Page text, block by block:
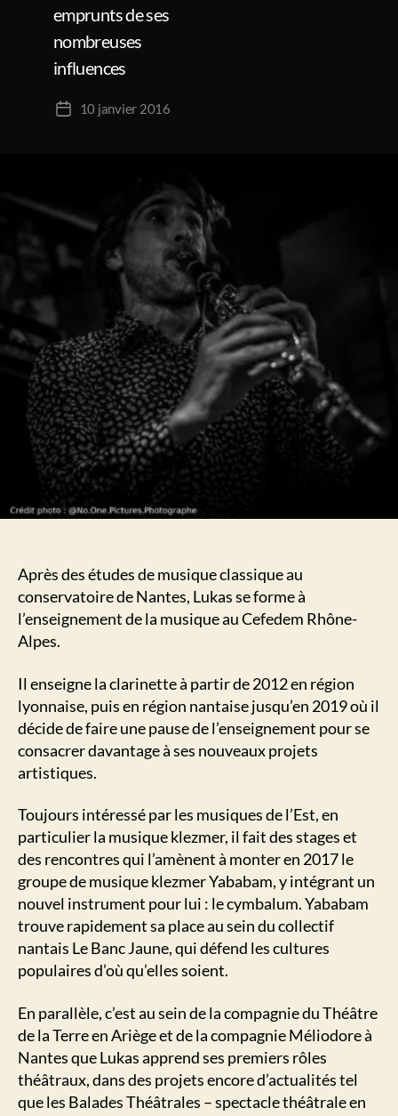
emprunts de ses
nombreuses
influences
Date10 janvier 2016
Après des études de musique classique au
conservatoire de Nantes, Lukas se forme à
l’enseignement de la musique au Cefedem Rhône-
Alpes.
Il enseigne la clarinette à partir de 2012 en région
lyonnaise, puis en région nantaise jusqu’en 2019 où il
décide de faire une pause de l’enseignement pour se
consacrer davantage à ses nouveaux projets
artistiques.
Toujours intéressé par les musiques de l’Est, en
particulier la musique klezmer, il fait des stages et
des rencontres qui l’amènent à monter en 2017 le
groupe de musique klezmer Yababam, y intégrant un
nouvel instrument pour lui : le cymbalum. Yababam
trouve rapidement sa place au sein du collectif
nantais Le Banc Jaune, qui défend les cultures
populaires d’où qu’elles soient.
En parallèle, c’est au sein de la compagnie du Théâtre
de la Terre en Ariège et de la compagnie Méliodore à
Nantes que Lukas apprend ses premiers rôles
théâtraux, dans des projets encore d’actualités tel
que les Balades Théâtrales – spectacle théâtrale en